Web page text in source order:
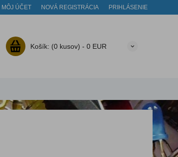
MÔJ ÚČET NOVÁ REGISTRÁCIA PRIHLÁSENIE
Košík: (0 kusov) - 0 EUR